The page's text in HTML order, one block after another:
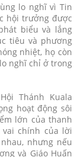
lo nghĩ vì Tin
hội trưởng được
biểu và lắng
tiêu và phương
nhiệt, họ còn
nghĩ chỉ ở trong
Thánh Kuala
hoạt động sôi
lớn của thanh
chính của lời
nhưng nếu
và Giáo Huấn